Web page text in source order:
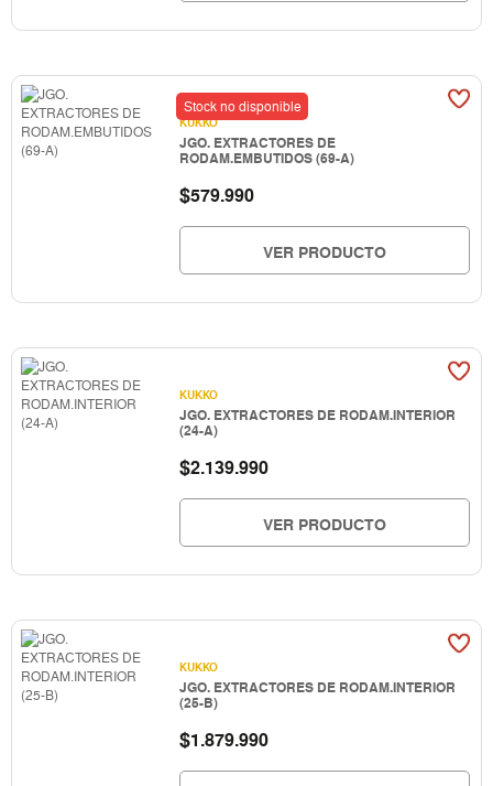
Stock no disponible
KUKKO
JGO. EXTRACTORES DE
RODAM.EMBUTIDOS (69-A)
$579.990
VER PRODUCTO
KUKKO
JGO. EXTRACTORES DE RODAM.INTERIOR
(24-A)
$2.139.990
VER PRODUCTO
KUKKO
JGO. EXTRACTORES DE RODAM.INTERIOR
(25-B)
$1.879.990